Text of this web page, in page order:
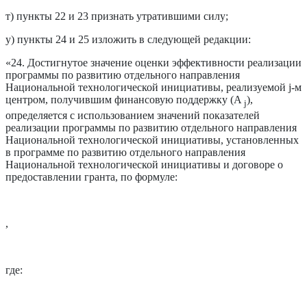
т) пункты 22 и 23 признать утратившими силу;
у) пункты 24 и 25 изложить в следующей редакции:
«24. Достигнутое значение оценки эффективности реализации
программы по развитию отдельного направления
Национальной технологической инициативы, реализуемой j-м
центром, получившим финансовую поддержку (A j),
определяется с использованием значений показателей
реализации программы по развитию отдельного направления
Национальной технологической инициативы, установленных
в программе по развитию отдельного направления
Национальной технологической инициативы и договоре о
предоставлении гранта, по формуле:
,
где: